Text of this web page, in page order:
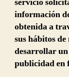
información
obtenida a
sus hábitos
desarrollar
publicidad en